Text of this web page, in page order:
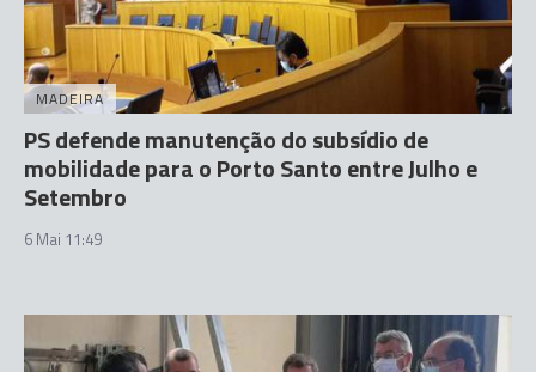
MADEIRA
PS defende manutenção do subsídio de
mobilidade para o Porto Santo entre Julho e
Setembro
6 Mai 11:49